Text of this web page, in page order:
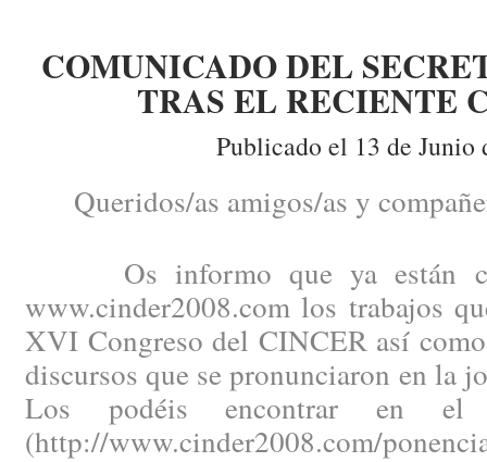
COMUNICADO DEL
TRAS EL RECIENTE
Publicado el 13 de Junio
Queridos/as amigos/as y
Os informo que ya están
www.cinder2008.com los trabajos
XVI Congreso del CINCER así
discursos que se pronunciaron en la
Los podéis encontrar en el
(http://www.cinder2008.com/